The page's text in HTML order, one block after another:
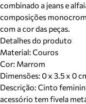
combinado a jeans e
composições
com a cor das peças.
Detalhes do produto
Material: Couros
Cor: Marrom
Dimensões: 0 x 3.5 x 0
Descrição: Cinto
acessório tem fivela